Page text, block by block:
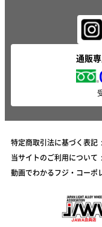
通販
特定商取引法に基づく表記
当サイトのご利用について
動画でわかるフジ・コーポ